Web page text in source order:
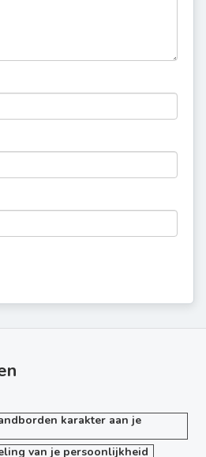
karakter aan je
van je persoonlijkheid